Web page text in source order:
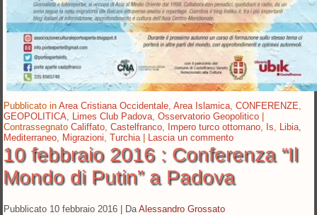
Pubblicato in Area Cristiana Occidentale ,Area Islamica ,CONFERENZE
GEOPOLITICA
Limes Club Padova ,Osservatorio Geopolitico
Contrassegnato Califfato ,Castelfranco Impero turco ottomano Is Libia
Mediterraneo
Migrazioni ,Turchia Lascia un commento
10 febbraio 2016 : Conferenza “Il
Mondo di Putin” a Padova
Pubblicato 10 febbraio 2016 Da Alessandro Grossato